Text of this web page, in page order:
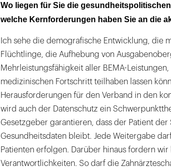
Wo liegen für Sie die
welche Kernforderungen haben Sie an die
Ich sehe die demografische Entwicklung, die
Flüchtlinge, die Aufhebung von
Mehrleistungsfähigkeit aller BEMA-
medizinischen Fortschritt teilhaben lassen
Herausforderungen für den Verband in den
wird auch der Datenschutz ein
Gesetzgeber garantieren, dass der Patient der
Gesundheitsdaten bleibt. Jede Weitergabe
Patienten erfolgen. Darüber hinaus fordern
Verantwortlichkeiten. So darf die